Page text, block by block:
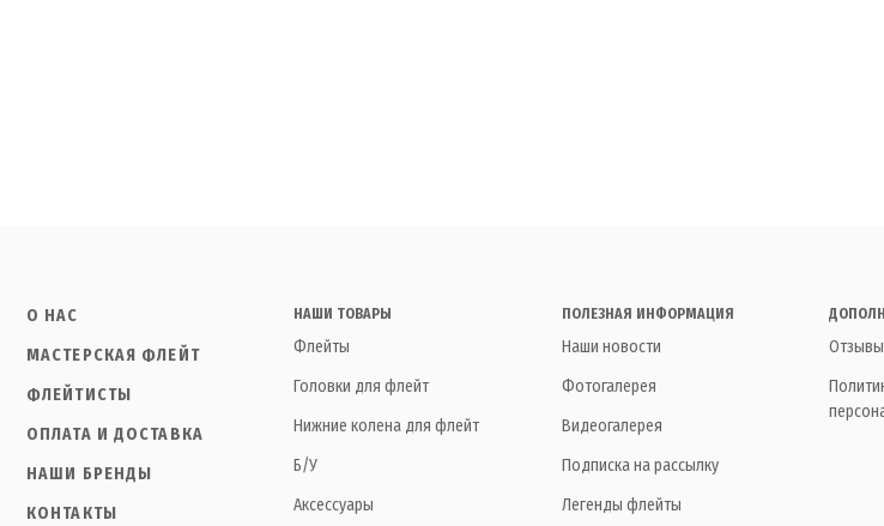
О НАС
МАСТЕРСКАЯ ФЛЕЙТ
ФЛЕЙТИСТЫ
ОПЛАТА И ДОСТАВКА
НАШИ БРЕНДЫ
КОНТАКТЫ
НАШИ ТОВАРЫ
Флейты
Головки для флейт
Нижние колена для флейт
Б/У
Аксессуары
ПОЛЕЗНАЯ ИНФОРМАЦИЯ
Наши новости
Фотогалерея
Видеогалерея
Подписка на рассылку
Легенды флейты
Отзывы